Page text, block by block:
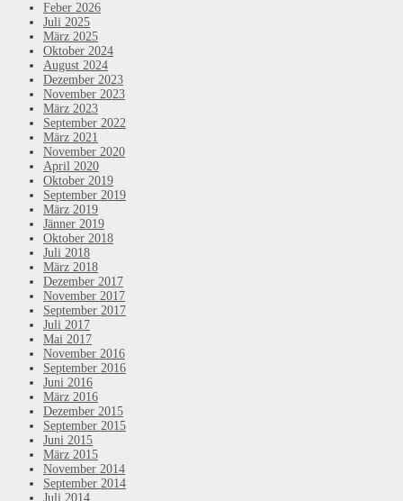
Feber 2026
Juli 2025
März 2025
Oktober 2024
August 2024
Dezember 2023
November 2023
März 2023
September 2022
März 2021
November 2020
April 2020
Oktober 2019
September 2019
März 2019
Jänner 2019
Oktober 2018
Juli 2018
März 2018
Dezember 2017
November 2017
September 2017
Juli 2017
Mai 2017
November 2016
September 2016
Juni 2016
März 2016
Dezember 2015
September 2015
Juni 2015
März 2015
November 2014
September 2014
Juli 2014